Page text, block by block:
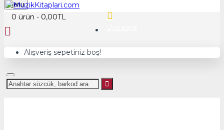
Menu
0 ürün - 0,00TL
Alışveriş sepetiniz boş!